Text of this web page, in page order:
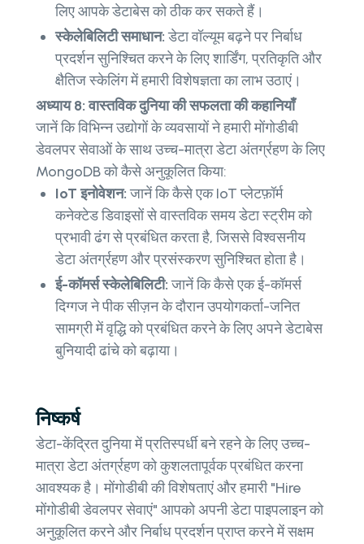
लिए आपके डेटाबेस को ठीक कर सकते हैं।
स्केलेबिलिटी समाधान:डेटा वॉल्यूम बढ़ने पर निर्बाध
प्रदर्शन सुनिश्चित करने के लिए शार्डिंग, प्रतिकृति और
क्षैतिज स्केलिंग में हमारी विशेषज्ञता का लाभ उठाएं।
अध्याय 8: वास्तविक दुनिया की सफलता की कहानियाँ
जानें कि विभिन्न उद्योगों के व्यवसायों ने हमारी मोंगोडीबी
डेवलपर सेवाओं के साथ उच्च-मात्रा डेटा अंतर्ग्रहण के लिए
MongoDB को कैसे अनुकूलित किया:
IoT इनोवेशन:जानें कि कैसे एक IoT प्लेटफ़ॉर्म
कनेक्टेड डिवाइसों से वास्तविक समय डेटा स्ट्रीम को
प्रभावी ढंग से प्रबंधित करता है, जिससे विश्वसनीय
डेटा अंतर्ग्रहण और प्रसंस्करण सुनिश्चित होता है।
ई-कॉमर्स स्केलेबिलिटी:जानें कि कैसे एक ई-कॉमर्स
दिग्गज ने पीक सीज़न के दौरान उपयोगकर्ता-जनित
सामग्री में वृद्धि को प्रबंधित करने के लिए अपने डेटाबेस
बुनियादी ढांचे को बढ़ाया।
निष्कर्ष
डेटा-केंद्रित दुनिया में प्रतिस्पर्धी बने रहने के लिए उच्च-
मात्रा डेटा अंतर्ग्रहण को कुशलतापूर्वक प्रबंधित करना
आवश्यक है। मोंगोडीबी की विशेषताएं और हमारी "Hire
मोंगोडीबी डेवलपर सेवाएं" आपको अपनी डेटा पाइपलाइन को
अनुकूलित करने और निर्बाध प्रदर्शन प्राप्त करने में सक्षम